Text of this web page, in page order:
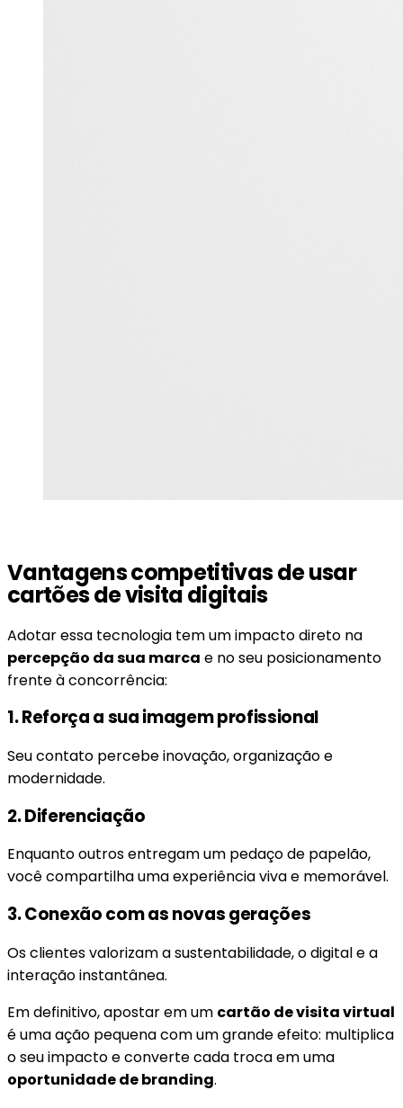
Vantagens competitivas de usar
cartões de visita digitais
Adotar essa tecnologia tem um impacto direto na
percepção da sua marca e no seu posicionamento
frente à concorrência:
1. Reforça a sua imagem profissional
Seu contato percebe inovação, organização e
modernidade.
2. Diferenciação
Enquanto outros entregam um pedaço de papelão,
você compartilha uma experiência viva e memorável.
3. Conexão com as novas gerações
Os clientes valorizam a sustentabilidade, o digital e a
interação instantânea.
Em definitivo, apostar em um cartão de visita virtual
é uma ação pequena com um grande efeito: multiplica
o seu impacto e converte cada troca em uma
oportunidade de branding.